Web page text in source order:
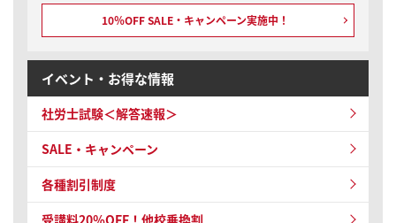
10％OFF SALE・キャンペーン実施中！
イベント・お得な情報
社労士試験＜解答速報＞
SALE・キャンペーン
各種割引制度
受講料20％OFF！他校乗換割